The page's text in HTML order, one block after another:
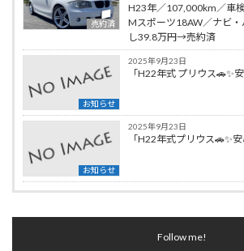
売約済
H23年／107,000km／車
Mスポーツ18AW／ナビ
し39.8万円→売約済
お知らせ
2025年9月23日
「H22年式 プリウス🚗✨
お知らせ
2025年9月23日
「H22年式プリウス🚗✨
Follow me!